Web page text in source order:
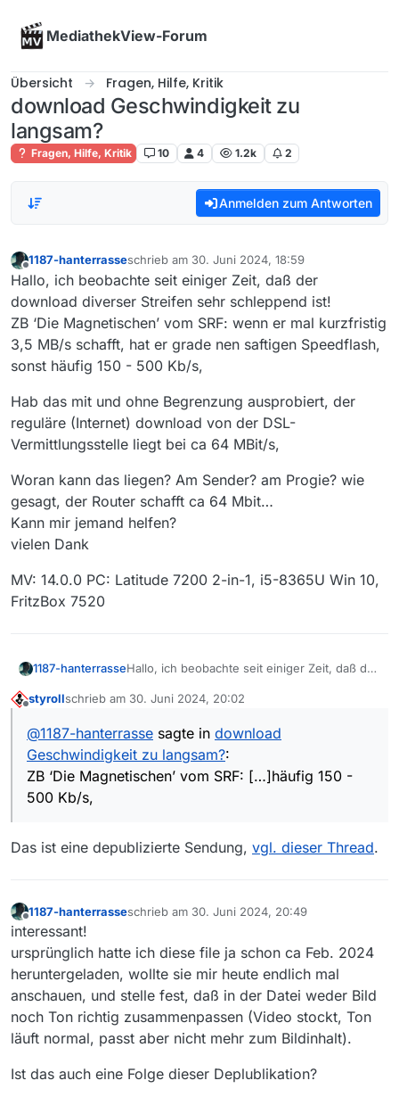
MediathekView-Forum
Übersicht Fragen, Hilfe, Kritik
download Geschwindigkeit zu
langsam?
Fragen, Hilfe, Kritik 10 4 1.2k 2
Anmelden zum Antworten
Offline
1187-hanterrasseschrieb am 30. Juni 2024, 18:59
zuletzt editiert von
Hallo, ich beobachte seit einiger Zeit, daß der
download diverser Streifen sehr schleppend ist!
ZB ‘Die Magnetischen’ vom SRF: wenn er mal kurzfristig
3,5 MB/s schafft, hat er grade nen saftigen Speedflash,
sonst häufig 150 - 500 Kb/s,
Hab das mit und ohne Begrenzung ausprobiert, der
reguläre (Internet) download von der DSL-
Vermittlungsstelle liegt bei ca 64 MBit/s,
Woran kann das liegen? Am Sender? am Progie? wie
gesagt, der Router schafft ca 64 Mbit…
Kann mir jemand helfen?
vielen Dank
MV: 14.0.0 PC: Latitude 7200 2-in-1, i5-8365U Win 10,
FritzBox 7520
1187-hanterrasseHallo, ich beobachte seit einiger Zeit, daß der
ist!
kurzfristig 3,5 MB/s schafft, hat er grade nen
saftigen Speedflash, sonst häufig 150 - 500
Kb/s,
Hab das mit und ohne Begrenzung
von der DSL-Vermittlungsstelle liegt bei ca 64
MBit/s,
Woran kann das liegen? Am Sender? am
Progie? wie gesagt, der Router schafft ca 64
Mbit…
Kann mir jemand helfen?
MV: 14.0.0 PC: Latitude 7200 2-in-1, i5-
8365U Win 10, FritzBox 7520
styrollschrieb am 30. Juni 2024, 20:02
zuletzt editiert von
@1187-hanterrasse sagte in download
Geschwindigkeit zu langsam?:
ZB ‘Die Magnetischen’ vom SRF: […]häufig 150 -
500 Kb/s,
Das ist eine depublizierte Sendung, vgl. dieser Thread.
1187-hanterrasseschrieb am 30. Juni 2024, 20:49
zuletzt editiert von
interessant!
ursprünglich hatte ich diese file ja schon ca Feb. 2024
heruntergeladen, wollte sie mir heute endlich mal
anschauen, und stelle fest, daß in der Datei weder Bild
noch Ton richtig zusammenpassen (Video stockt, Ton
läuft normal, passt aber nicht mehr zum Bildinhalt).
Ist das auch eine Folge dieser Deplublikation?